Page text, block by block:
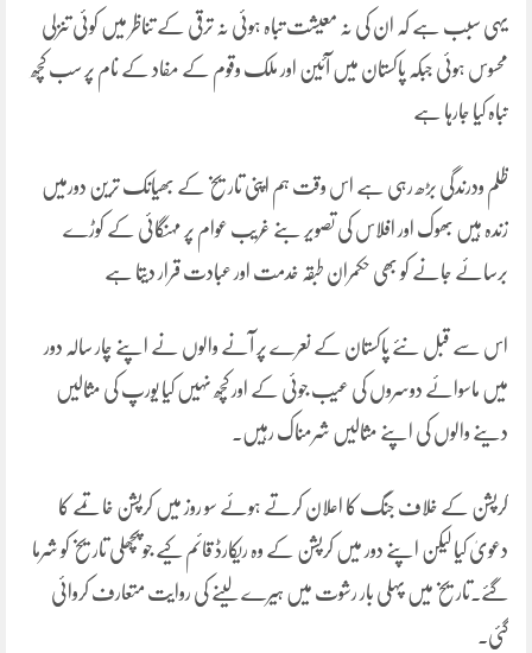
یہی سبب ہے کہ ان کی نہ معیشت تباہ ہوئی نہ ترقی کے تناظر میں کوئی تنزلی
محسوس ہوئی جبکہ پاکستان میں آئین اور ملک وقوم کے مفاد کے نام پر سب کچھ
تباہ کیا جارہا ہے
ظلم ودرندگی بڑھ رہی ہے اس وقت ہم اپنی تاریخ کے بھیانک ترین دورمیں
زندہ ہیں بھوک اور افلاس کی تصویر بنے غریب عوام پر مہنگائی کے کوڑے
برسائے جانے کو بھی حکمران طبقہ خدمت اور عبادت قرار دیتا ہے
اس سے قبل نئے پاکستان کے نعرے پر آنے والوں نے اپنے چار سالہ دور
میں ماسوائے دوسروں کی عیب جوئی کے اور کچھ نہیں کیا یورپ کی مثالیں
دینے والوں کی اپنے مثالیں شرمناک رہیں۔
کرپشن کے خلاف جنگ کا اعلان کرتے ہوئے سو روز میں کرپشن خاتمے کا
دعویٰ کیا لیکن اپنے دور میں کرپشن کے وہ ریکارڈ قائم کیے جو پچھلی تاریخ کو شرما
گئے۔تاریخ میں پہلی بار رشوت میں ہیرے لینے کی روایت متعارف کروائی
گئی۔